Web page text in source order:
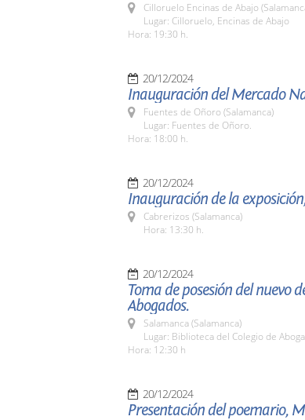
Cilloruelo Encinas de Abajo
Lugar: Cilloruelo, Encinas de Abajo
Hora: 19:30 h.
20/12/2024
Inauguración del Mercado
Fuentes de Oñoro (Salamanca)
Lugar: Fuentes de Oñoro.
Hora: 18:00 h.
20/12/2024
Inauguración de la
Cabrerizos (Salamanca)
Hora: 13:30 h.
20/12/2024
Toma de posesión del nuevo
Abogados.
Salamanca (Salamanca)
Lugar: Biblioteca del Colegio de
Hora: 12:30 h
20/12/2024
Presentación del poemario,